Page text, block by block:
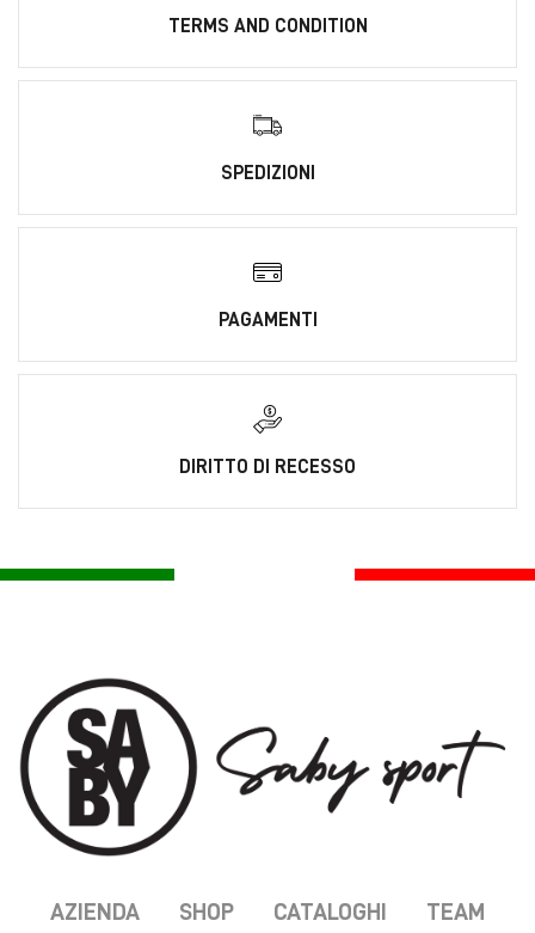
TERMS AND CONDITION
SPEDIZIONI
PAGAMENTI
DIRITTO DI RECESSO
AZIENDA SHOP CATALOGHI
TEAM